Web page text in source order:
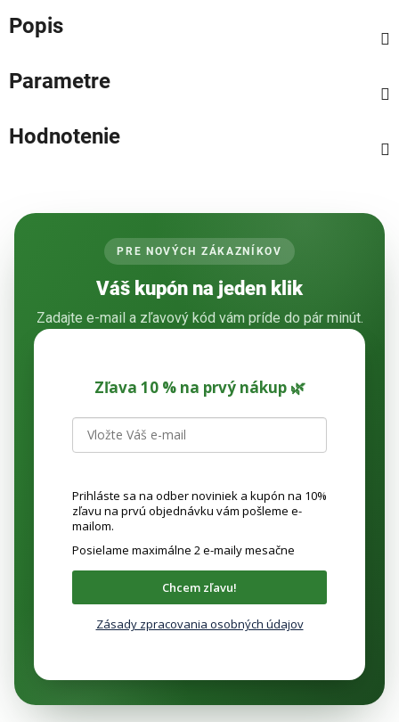
Popis
Parametre
Hodnotenie
PRE NOVÝCH ZÁKAZNÍKOV
Váš kupón na jeden klik
Zadajte e-mail a zľavový kód vám príde do pár minút.
Zľava 10 % na prvý nákup 🌿
Prihláste sa na odber noviniek a kupón na 10%
zľavu na prvú objednávku vám pošleme e-
mailom.
Posielame maximálne 2 e-maily mesačne
Chcem zľavu!
Zásady zpracovania osobných údajov